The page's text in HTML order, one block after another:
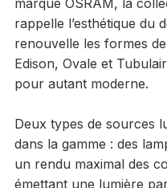
rappelle l’esthétique du
renouvelle les formes
Edison, Ovale et
pour autant moderne.
Deux types de sources
dans la gamme : des
un rendu maximal des
émettant une lumière